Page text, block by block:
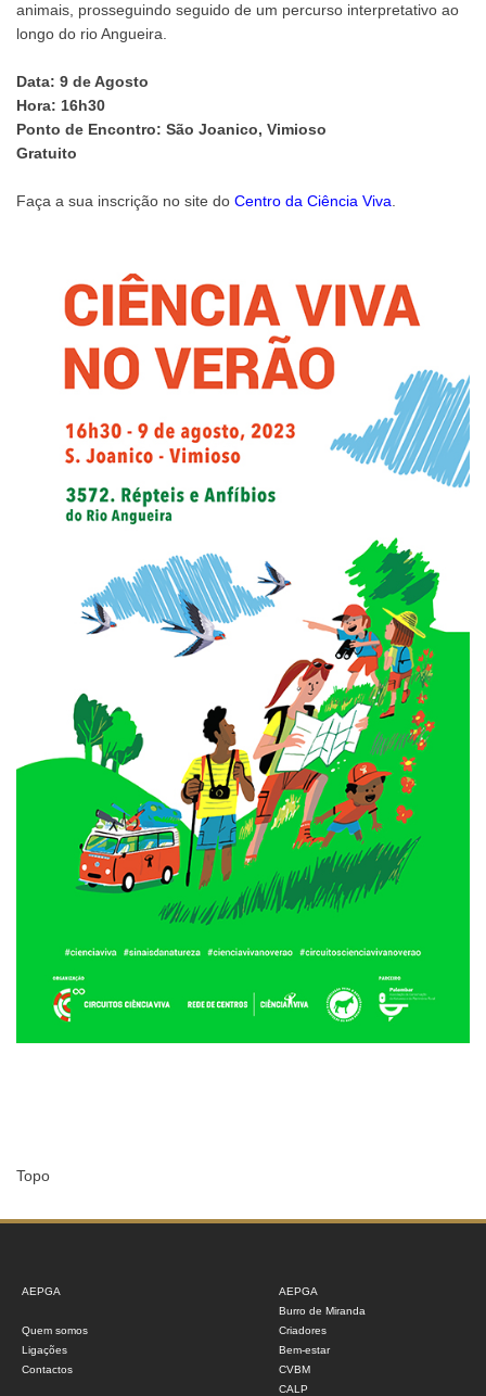
animais, prosseguindo seguido de um percurso interpretativo ao
longo do rio Angueira.
Data: 9 de Agosto
Hora: 16h30
Ponto de Encontro: São Joanico, Vimioso
Gratuito
Faça a sua inscrição no site do Centro da Ciência Viva
Topo
AEPGA
Quem somos
Ligações
Contactos
AEPGA
Burro de Miranda
Criadores
Bem-estar
CVBM
CALP